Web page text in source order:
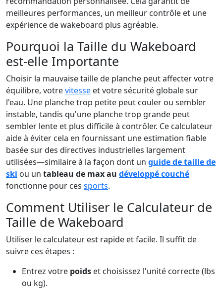
meilleures performances, un meilleur contrôle et une
expérience de wakeboard plus agréable.
Pourquoi la Taille du Wakeboard
est-elle Importante
Choisir la mauvaise taille de planche peut affecter votre
équilibre, votrevitesse et votre sécurité globale sur
l'eau. Une planche trop petite peut couler ou sembler
instable, tandis qu'une planche trop grande peut
sembler lente et plus difficile à contrôler. Ce calculateur
aide à éviter cela en fournissant une estimation fiable
basée sur des directives industrielles largement
utilisées—similaire à la façon dont un guide de taille de
ski ou un tableau de max au développé couché
fonctionne pour ces sports.
Comment Utiliser le Calculateur de
Taille de Wakeboard
Utiliser le calculateur est rapide et facile. Il suffit de
suivre ces étapes :
Entrez votre poids et choisissez l'unité correcte (lbs
ou kg).